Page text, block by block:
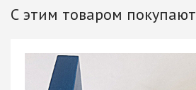
С этим товаром покупают